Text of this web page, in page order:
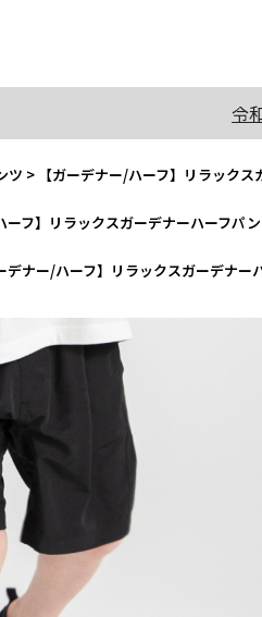
令
ツ > 【ガーデナー/ハーフ】リラック
ーフ】リラックスガーデナーハーフパ
デナー/ハーフ】リラックスガーデナー